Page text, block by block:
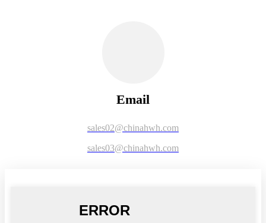
Email
sales02@chinahwh.com
sales03@chinahwh.com